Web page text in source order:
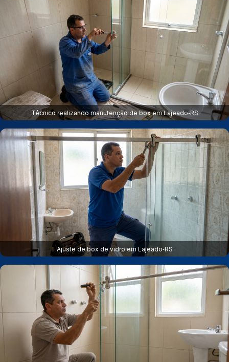
Técnico realizando manutenção de box em Lajeado‑RS
Ajuste de box de vidro em Lajeado‑RS